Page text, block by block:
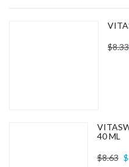
$8.33
40 ML
$8.63 $